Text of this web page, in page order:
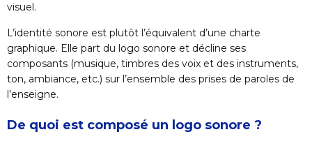
visuel.
L’identité sonore est plutôt l’équivalent d’une charte
graphique. Elle part du logo sonore et décline ses
composants (musique, timbres des voix et des instruments,
ton, ambiance, etc.) sur l’ensemble des prises de paroles de
l’enseigne.
De quoi est composé un logo sonore ?